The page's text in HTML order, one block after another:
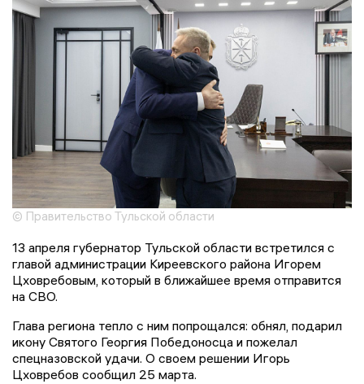
© Правительство Тульской области
13 апреля губернатор Тульской области встретился с
главой администрации Киреевского района Игорем
Цховребовым, который в ближайшее время отправится
на СВО.
Глава региона тепло с ним попрощался: обнял, подарил
икону Святого Георгия Победоносца и пожелал
спецназовской удачи. О своем решении Игорь
Цховребов сообщил 25 марта.